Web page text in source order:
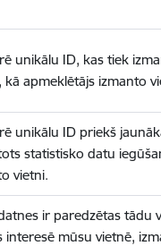
unikālu ID, kas tiek
kā apmeklētājs izmanto
unikālu ID priekš
statistisko datu
vietni.
ir paredzētas tādu
interesē mūsu vietnē,